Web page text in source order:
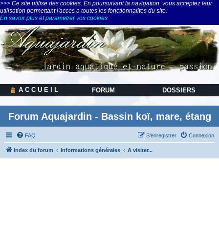
>>> Ce site utilise des cookies. En poursuivant la navigation, vous acceptez leur
utilisation permettant l'acces a toutes les fonctionnalites du site.
En savoir plus et parametrer vos cookies
A C C U E I L FORUM DOSSIERS
Forum Aquajardin - Bassin koï, mare, étang
FAQ Connexion
S’enregistrer
Index du forum Informations générales A visiter...